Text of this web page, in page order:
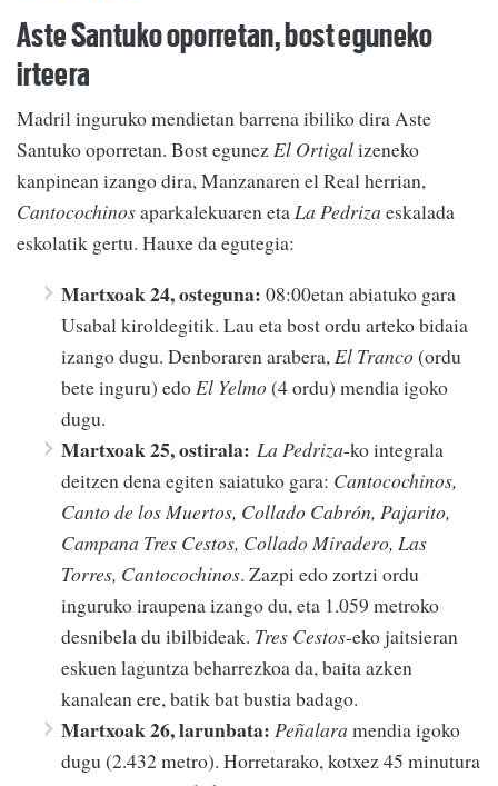
Aste Santuko oporretan, bost eguneko
irteera
Madril inguruko mendietan barrena ibiliko dira Aste
Santuko oporretan. Bost egunezEl Ortigalizeneko
kanpinean izango dira, Manzanaren el Real herrian,
Cantocochinosaparkalekuaren etaLa Pedriza eskalada
eskolatik gertu. Hauxe da egutegia:
Martxoak 24, osteguna: 08:00etan abiatuko gara
Usabal kiroldegitik. Lau eta bost ordu arteko bidaia
izango dugu. Denboraren arabera,El Tranco(ordu
bete inguru) edoEl Yelmo(4 ordu) mendia igoko
dugu.
Martxoak 25, ostirala: La Pedriza-ko integrala
deitzen dena egiten saiatuko gara: Cantocochinos,
Canto de los Muertos, Collado Cabrón, Pajarito,
Campana Tres Cestos, Collado Miradero, Las
Torres, Cantocochinos. Zazpi edo zortzi ordu
inguruko iraupena izango du, eta 1.059 metroko
desnibela du ibilbideak. Tres Cestos-eko jaitsieran
eskuen laguntza beharrezkoa da, baita azken
kanalean ere, batik bat bustia badago.
Martxoak 26, larunbata: Peñalara mendia igoko
dugu (2.432 metro). Horretarako, kotxez 45 minutura